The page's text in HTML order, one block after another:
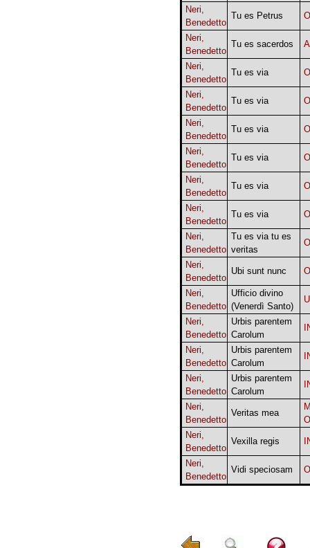
Neri,
Benedetto
Tu es Petrus
Neri,
Benedetto
Tu es sacerdos
Neri,
Benedetto
Tu es via
Neri,
Benedetto
Tu es via
Neri,
Benedetto
Tu es via
Neri,
Benedetto
Tu es via
Neri,
Benedetto
Tu es via
Neri,
Benedetto
Tu es via
Neri,
Benedetto
Tu es via tu es
veritas
Neri,
Benedetto
Ubi sunt nunc
Neri,
Benedetto
Ufficio divino
(Venerdì Santo)
Neri,
Benedetto
Urbis parentem
Carolum
Neri,
Benedetto
Urbis parentem
Carolum
Neri,
Benedetto
Urbis parentem
Carolum
Neri,
Benedetto
Veritas mea
Neri,
Benedetto
Vexilla regis
Neri,
Benedetto
Vidi speciosam